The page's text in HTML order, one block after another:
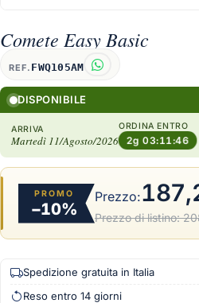
Comete Easy Basic
REF. FWQ105AM
DISPONIBILE
ARRIVA
Martedì 11/Agosto/2026
ORDINA ENTRO
2g 03:11:45
PROMO
−10%
Prezzo:
Prezzo di listino:
Spedizione gratuita in Italia
Reso entro 14 giorni